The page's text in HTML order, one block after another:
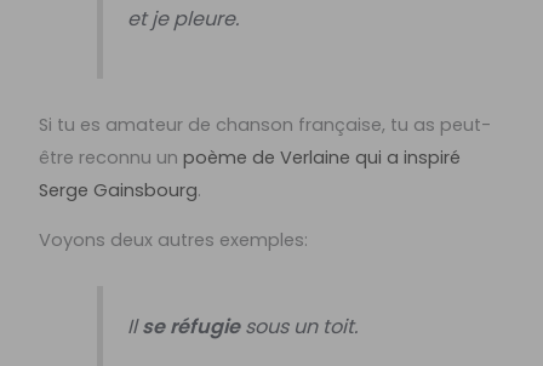
et je pleure.
Si tu es amateur de chanson française, tu as peut-
être reconnu un poème de Verlaine qui a inspiré
Serge Gainsbourg.
Voyons deux autres exemples:
Ilse réfugiesous un toit.